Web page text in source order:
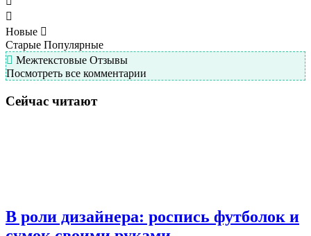
Новые
Старые Популярные
Межтекстовые Отзывы
Посмотреть все комментарии
Сейчас читают
В роли дизайнера: роспись футболок и